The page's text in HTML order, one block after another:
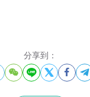
分享到：
    